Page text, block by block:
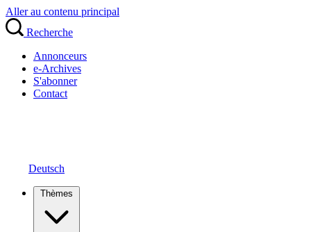
Aller au contenu principal
Recherche
Annonceurs
e-Archives
S'abonner
Contact
Deutsch
Thèmes